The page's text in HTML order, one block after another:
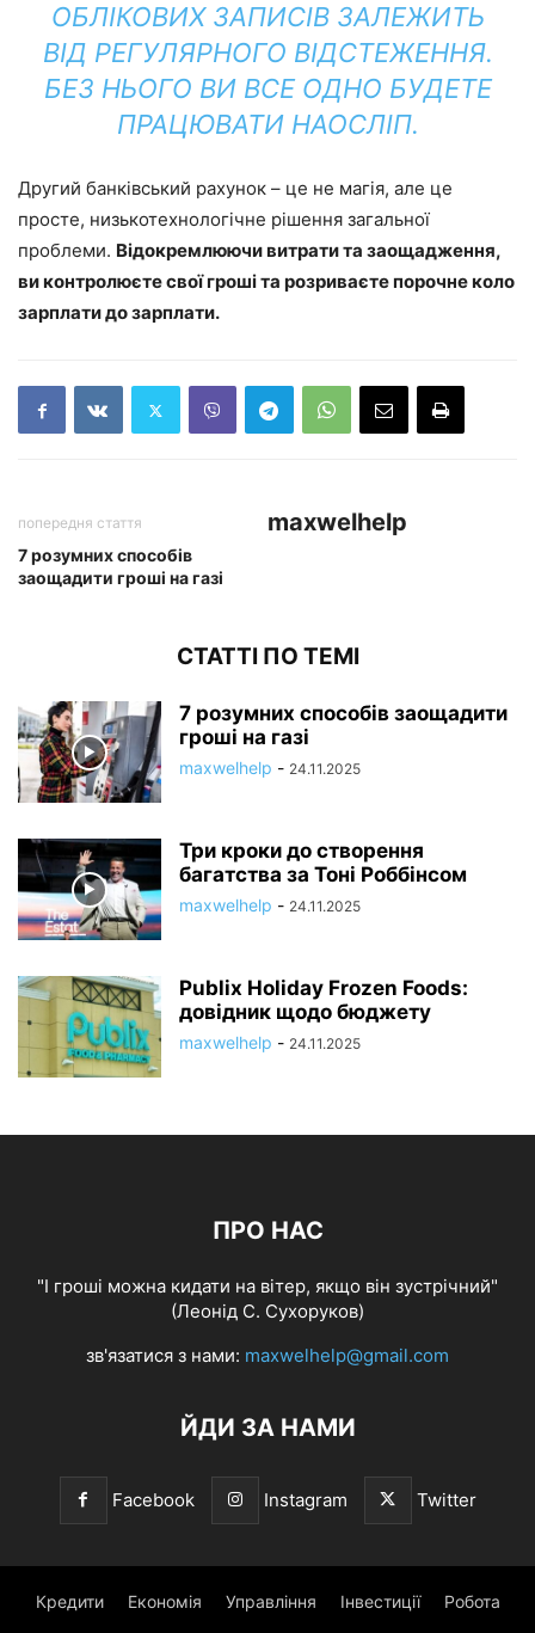
ОБЛІКОВИХ ЗАПИСІВ ЗАЛЕЖИТЬ
ВІД РЕГУЛЯРНОГО ВІДСТЕЖЕННЯ.
БЕЗ НЬОГО ВИ ВСЕ ОДНО БУДЕТЕ
ПРАЦЮВАТИ НАОСЛІП.
Другий банківський рахунок – це не магія, але це
просте, низькотехнологічне рішення загальної
проблеми. Відокремлюючи витрати та заощадження,
ви контролюєте свої гроші та розриваєте порочне коло
зарплати до зарплати.
попередня стаття
7 розумних способів
заощадити гроші на газі
maxwelhelp
СТАТТІ ПО ТЕМІ
7 розумних способів заощадити
гроші на газі
maxwelhelp - 24.11.2025
Три кроки до створення
багатства за Тоні Роббінсом
maxwelhelp - 24.11.2025
Publix Holiday Frozen Foods:
довідник щодо бюджету
maxwelhelp - 24.11.2025
ПРО НАС
"І гроші можна кидати на вітер, якщо він зустрічний"
(Леонід С. Сухоруков)
зв'язатися з нами: maxwelhelp@gmail.com
ЙДИ ЗА НАМИ
Facebook Instagram Twitter
Кредити Економія Управління Інвестиції Робота